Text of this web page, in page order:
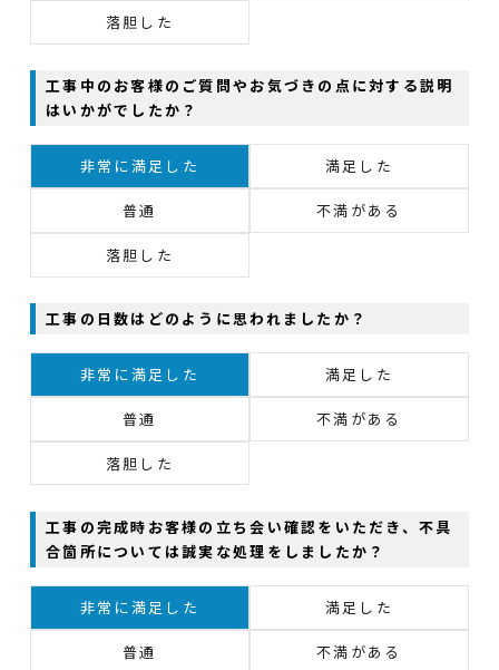
落胆した
工事中のお客様のご質問やお気づきの点に対する説明
はいかがでしたか？
非常に満足した 満足した
普通 不満がある
落胆した
工事の日数はどのように思われましたか？
非常に満足した 満足した
普通 不満がある
落胆した
工事の完成時お客様の立ち会い確認をいただき、不具
合箇所については誠実な処理をしましたか？
非常に満足した 満足した
普通 不満がある